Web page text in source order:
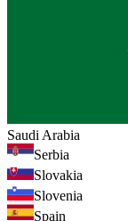
Saudi Arabia
Serbia
Slovakia
Slovenia
Spain